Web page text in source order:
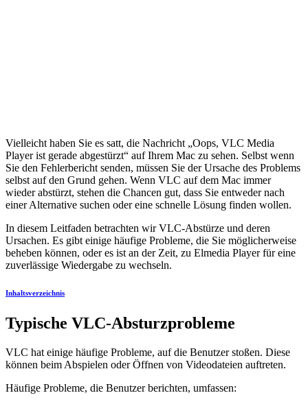
Vielleicht haben Sie es satt, die Nachricht „Oops, VLC Media
Player ist gerade abgestürzt“ auf Ihrem Mac zu sehen. Selbst wenn
Sie den Fehlerbericht senden, müssen Sie der Ursache des Problems
selbst auf den Grund gehen. Wenn VLC auf dem Mac immer
wieder abstürzt, stehen die Chancen gut, dass Sie entweder nach
einer Alternative suchen oder eine schnelle Lösung finden wollen.
In diesem Leitfaden betrachten wir VLC-Abstürze und deren
Ursachen. Es gibt einige häufige Probleme, die Sie möglicherweise
beheben können, oder es ist an der Zeit, zu Elmedia Player für eine
zuverlässige Wiedergabe zu wechseln.
Inhaltsverzeichnis
Typische VLC-Absturzprobleme
VLC hat einige häufige Probleme, auf die Benutzer stoßen. Diese
können beim Abspielen oder Öffnen von Videodateien auftreten.
Häufige Probleme, die Benutzer berichten, umfassen: